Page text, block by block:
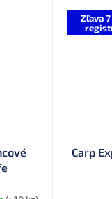
Zľava
Carp